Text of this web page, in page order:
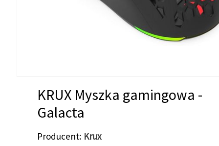
KRUX Myszka gamingowa -
Galacta
Producent Krux